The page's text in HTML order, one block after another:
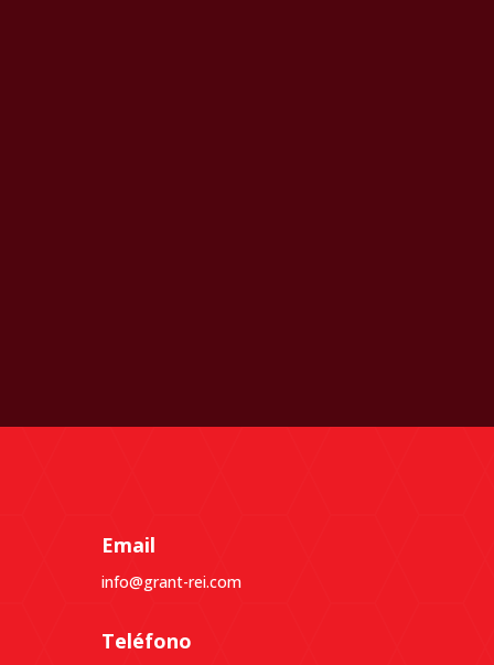
Email
info@grant-rei.com
Teléfono